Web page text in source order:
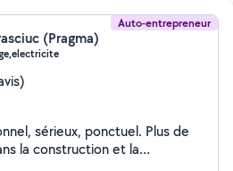
Auto-entrepreneur
(Pragma)
sérieux, ponctuel. Plus de
la construction et la